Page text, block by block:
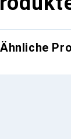
Ähnliche